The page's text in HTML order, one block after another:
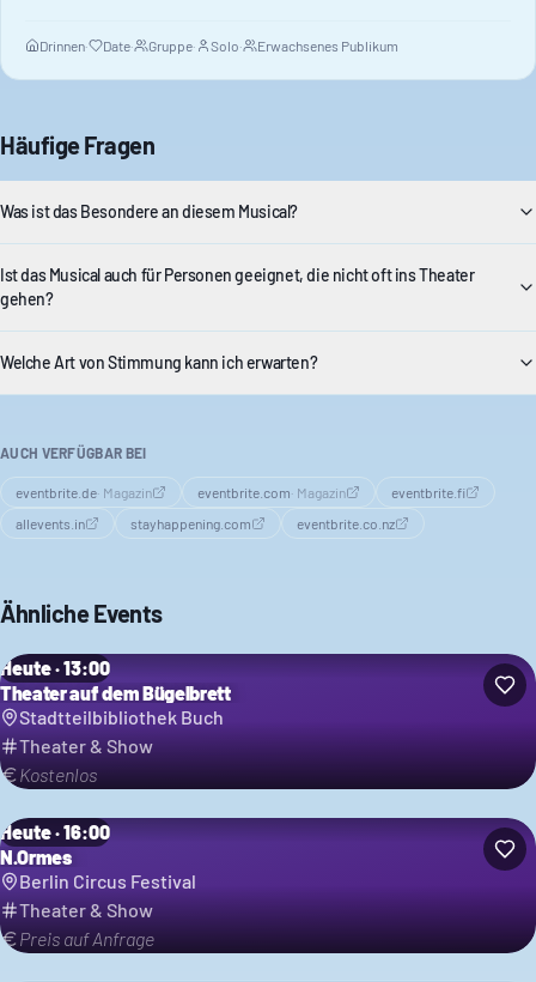
Drinnen· Date· Gruppe· Solo· Erwachsenes Publikum
Häufige Fragen
Was ist das Besondere an diesem Musical?
Ist das Musical auch für Personen geeignet, die nicht oft ins Theater
gehen?
Welche Art von Stimmung kann ich erwarten?
AUCH VERFÜGBAR BEI
eventbrite.de· Magazin eventbrite.com· Magazin
eventbrite.fi
allevents.in
stayhappening.com eventbrite.co.nz
Ähnliche Events
Heute · 13:00
Theater auf dem Bügelbrett
Stadtteilbibliothek Buch
Theater & Show
Kostenlos
Heute · 16:00
N.Ormes
Berlin Circus Festival
Theater & Show
Preis auf Anfrage